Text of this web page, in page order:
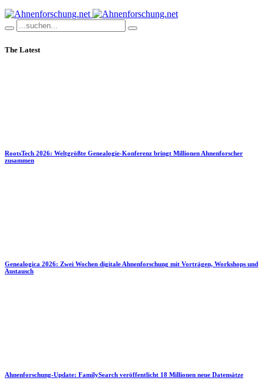
The Latest
RootsTech 2026: Weltgrößte Genealogie-Konferenz bringt Millionen Ahnenforscher
zusammen
Genealogica 2026: Zwei Wochen digitale Ahnenforschung mit Vorträgen, Workshops und
Austausch
Ahnenforschung-Update: FamilySearch veröffentlicht 18 Millionen neue Datensätze